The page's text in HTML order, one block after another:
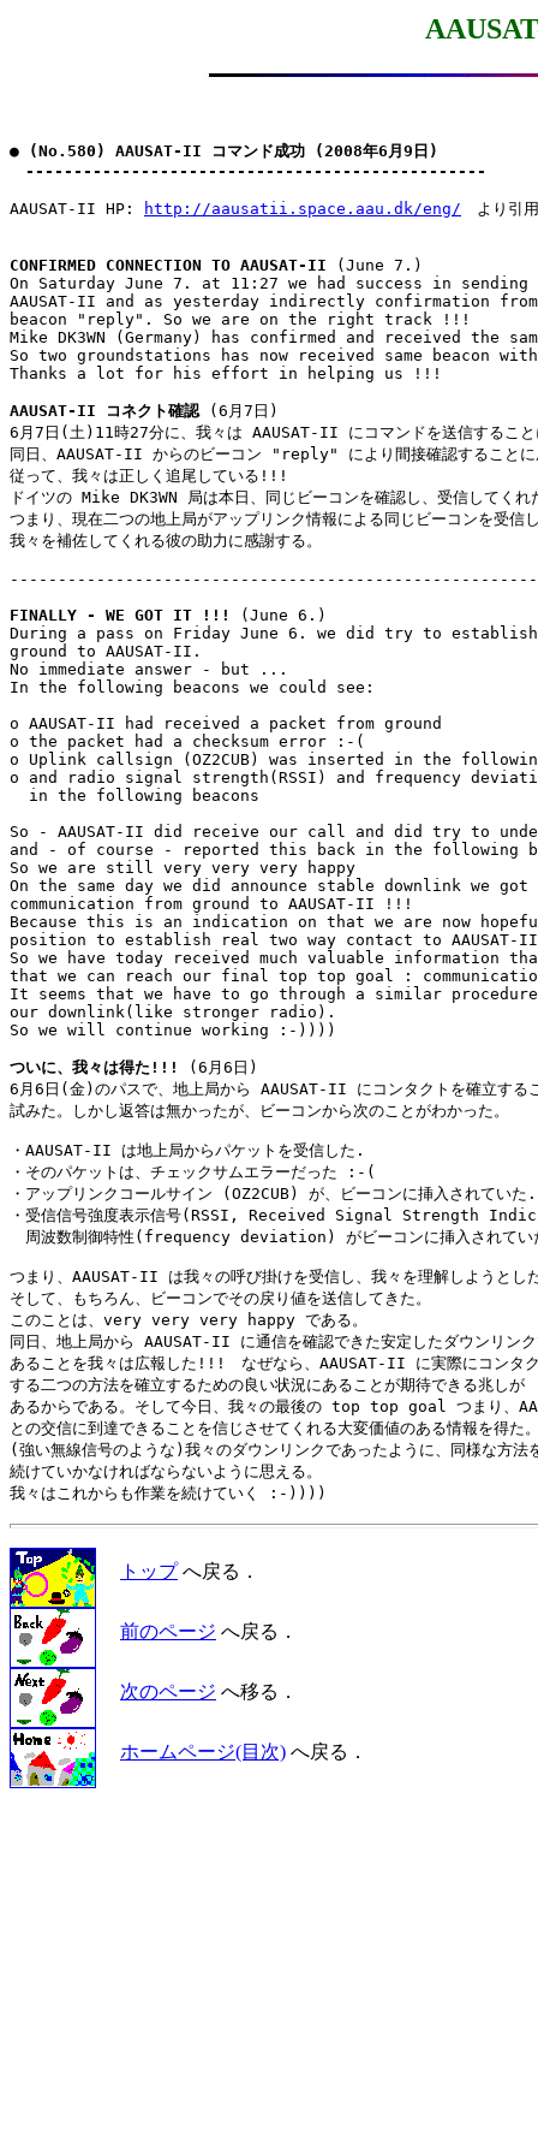
● (No.580) AAUSAT-II コマンド成功 (2008年6月9日)
------------------------------------------------
AAUSAT-II HP: http://aausatii.space.aau.dk/eng/ より引
CONFIRMED CONNECTION TO AAUSAT-II (June 7.)
On Saturday June 7. at 11:27 we had success in sending
AAUSAT-II and as yesterday indirectly confirmation from
beacon "reply". So we are on the right track !!!
Mike DK3WN (Germany) has confirmed and received the
So two groundstations has now received same beacon
Thanks a lot for his effort in helping us !!!
AAUSAT-II コネクト確認 (6月7日)
6月7日(土)11時27分に、我々は AAUSAT-II にコマンドを送信すること
同日、AAUSAT-II からのビーコン "reply" により間接確認することに
従って、我々は正しく追尾している!!!
ドイツの Mike DK3WN 局は本日、同じビーコンを確認し、受信してく
つまり、現在二つの地上局がアップリンク情報による同じビーコンを受信
我々を補佐してくれる彼の助力に感謝する。
FINALLY - WE GOT IT !!!
(June 6.)
During a pass on Friday June 6. we did try to
ground to AAUSAT-II.
No immediate answer - but ...
In the following beacons we could see:
o AAUSAT-II had received a packet from ground
o the packet had a checksum error :-(
o Uplink callsign (OZ2CUB) was inserted in the
o and radio signal strength(RSSI) and frequency
  in the following beacons
So - AAUSAT-II did receive our call and did try to
and - of course - reported this back in the following
So we are still very very very happy
On the same day we did announce stable downlink we got
communication from ground to AAUSAT-II !!!
Because this is an indication on that we are now
position to establish real two way contact to AAUSAT-
So we have today received much valuable information
that we can reach our final top top goal :
It seems that we have to go through a similar
our downlink(like stronger radio).
So we will continue working :-))))
ついに、我々は得た!!!
(6月6日)
6月6日(金)のパスで、地上局から AAUSAT-II にコンタクトを確立する
試みた。しかし返答は無かったが、ビーコンから次のことがわかった。
・AAUSAT-II は地上局からパケットを受信した.
・そのパケットは、チェックサムエラーだった :-(
・アップリンクコールサイン (OZ2CUB) が、ビーコンに挿入されていた.
・受信信号強度表示信号(RSSI, Received Signal Strength
周波数制御特性(frequency deviation) がビーコンに挿入されて
つまり、AAUSAT-II は我々の呼び掛けを受信し、我々を理解しようと
そして、もちろん、ビーコンでその戻り値を送信してきた。
このことは、very very very happy である。
同日、地上局から AAUSAT-II に通信を確認できた安定したダウンリン
あることを我々は広報した!!!　なぜなら、AAUSAT-II に実際にコンタ
する二つの方法を確立するための良い状況にあることが期待できる兆しが
あるからである。そして今日、我々の最後の top top goal つまり、
との交信に到達できることを信じさせてくれる大変価値のある情報を得た
(強い無線信号のような)我々のダウンリンクであったように、同様な方法
続けていかなければならないように思える。
トップへ戻る．
前のページ へ戻る．
次のページ へ移る．
ホームページ(目次) へ戻る．